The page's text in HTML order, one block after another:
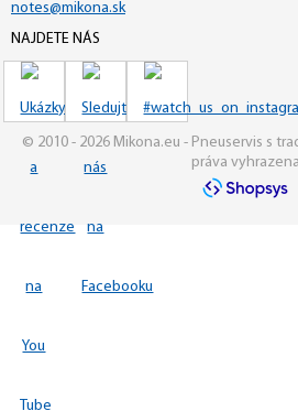
notes@mikona.sk
NAJDETE NÁS
© 2010 - 2026 Mikona.eu - Pneuservis s
práva vyhrazena